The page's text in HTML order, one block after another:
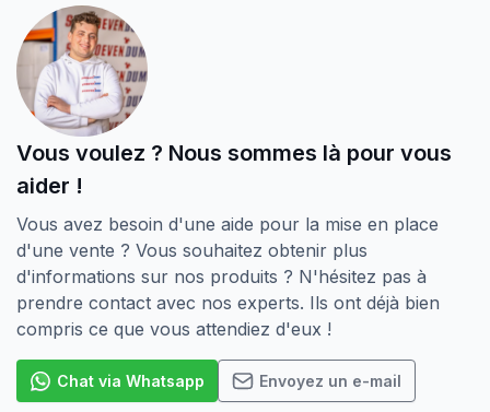
Vous voulez ? Nous sommes là pour vous
aider !
Vous avez besoin d'une aide pour la mise en place
d'une vente ? Vous souhaitez obtenir plus
d'informations sur nos produits ? N'hésitez pas à
prendre contact avec nos experts. Ils ont déjà bien
compris ce que vous attendiez d'eux !
Chat via Whatsapp Envoyez un e-mail